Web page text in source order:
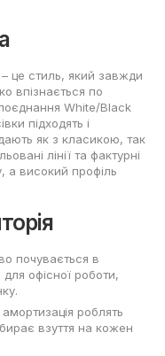
це стиль, який завжди
впізнається по
White/Black
підходять і
як з класикою, так
лінії та фактурні
а високий профіль
почувається в
офісної роботи,
роблять
взуття на кожен